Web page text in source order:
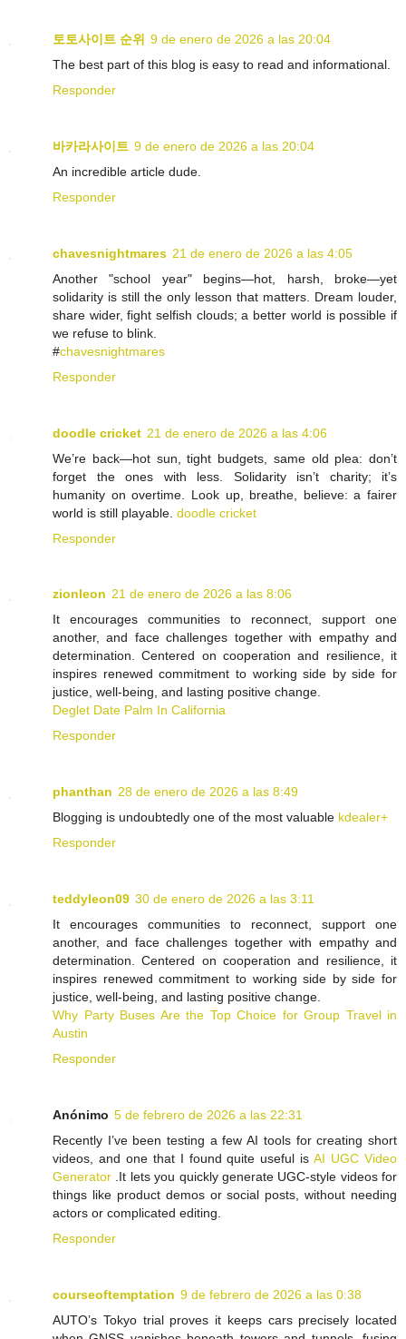
토토사이트 순위 9 de enero de 2026 a las 20:04
The best part of this blog is easy to read and informational.
Responder
바카라사이트 9 de enero de 2026 a las 20:04
An incredible article dude.
Responder
chavesnightmares 21 de enero de 2026 a las 4:05
Another "school year" begins—hot, harsh, broke—yet
solidarity is still the only lesson that matters. Dream louder,
share wider, fight selfish clouds; a better world is possible if
we refuse to blink.
#chavesnightmares
Responder
doodle cricket 21 de enero de 2026 a las 4:06
We’re back—hot sun, tight budgets, same old plea: don’t
forget the ones with less. Solidarity isn’t charity; it’s
humanity on overtime. Look up, breathe, believe: a fairer
world is still playable. doodle cricket
Responder
zionleon 21 de enero de 2026 a las 8:06
It encourages communities to reconnect, support one
another, and face challenges together with empathy and
determination. Centered on cooperation and resilience, it
inspires renewed commitment to working side by side for
justice, well-being, and lasting positive change.
Deglet Date Palm In California
Responder
phanthan 28 de enero de 2026 a las 8:49
Blogging is undoubtedly one of the most valuable kdealer+
Responder
teddyleon09 30 de enero de 2026 a las 3:11
It encourages communities to reconnect, support one
another, and face challenges together with empathy and
determination. Centered on cooperation and resilience, it
inspires renewed commitment to working side by side for
justice, well-being, and lasting positive change.
Why Party Buses Are the Top Choice for Group Travel in
Austin
Responder
Anónimo 5 de febrero de 2026 a las 22:31
Recently I’ve been testing a few AI tools for creating short
videos, and one that I found quite useful isAI UGC Video
Generator .It lets you quickly generate UGC-style videos for
things like product demos or social posts, without needing
actors or complicated editing.
Responder
courseoftemptation 9 de febrero de 2026 a las 0:38
AUTO’s Tokyo trial proves it keeps cars precisely located